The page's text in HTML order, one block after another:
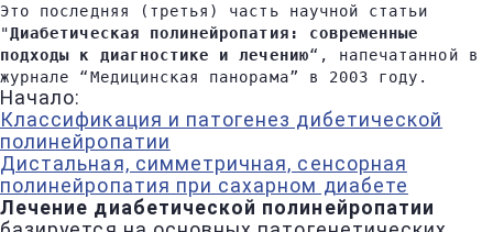
Это последняя (третья) часть научной статьи
"Диабетическая полинейропатия: современные
подходы к диагностике и лечению“, напечатанной в
журнале “Медицинская панорама” в 2003 году.
Начало:
Классификация и патогенез дибетической
полинейропатии
Дистальная, симметричная, сенсорная
полинейропатия при сахарном диабете
Лечение диабетической полинейропатии